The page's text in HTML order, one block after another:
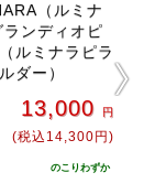
（ルミナ
ランディオピ
ルミナラピラ
ダー）
13,000 円
(税込14,300円)
のこりわずか